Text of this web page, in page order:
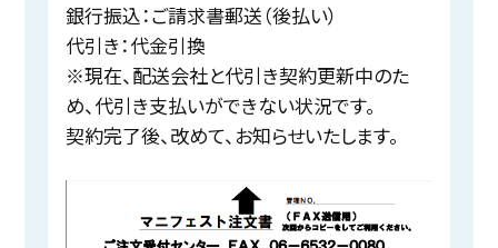
銀行振込：ご請求書郵送（後払い）
代引き：代金引換
※現在、配送会社と代引き契約更新中のた
め、代引き支払いができない状況です。
契約完了後、改めて、お知らせいたします。